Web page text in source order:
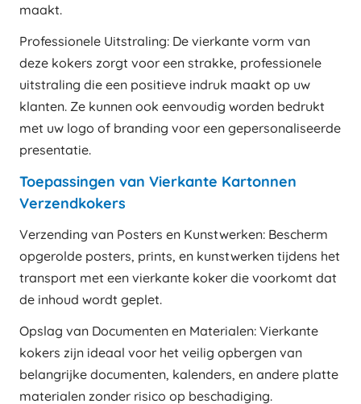
maakt.
Professionele Uitstraling: De vierkante vorm van
deze kokers zorgt voor een strakke, professionele
uitstraling die een positieve indruk maakt op uw
klanten. Ze kunnen ook eenvoudig worden bedrukt
met uw logo of branding voor een gepersonaliseerde
presentatie.
Toepassingen van Vierkante Kartonnen
Verzendkokers
Verzending van Posters en Kunstwerken: Bescherm
opgerolde posters, prints, en kunstwerken tijdens het
transport met een vierkante koker die voorkomt dat
de inhoud wordt geplet.
Opslag van Documenten en Materialen: Vierkante
kokers zijn ideaal voor het veilig opbergen van
belangrijke documenten, kalenders, en andere platte
materialen zonder risico op beschadiging.